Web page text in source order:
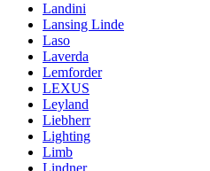
Landini
Lansing Linde
Laso
Laverda
Lemforder
LEXUS
Leyland
Liebherr
Lighting
Limb
Lindner